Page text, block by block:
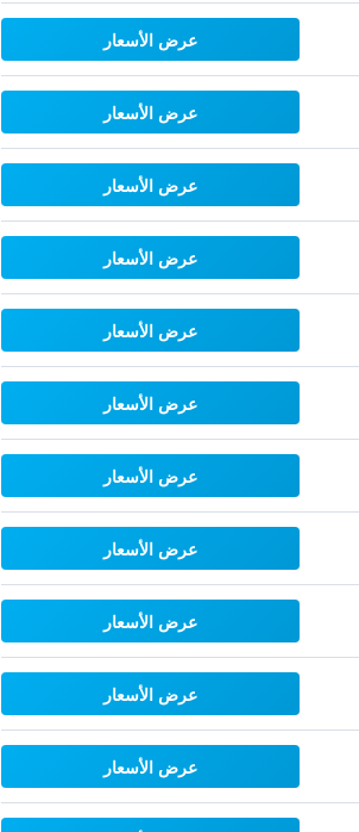
عرض الأسعار
عرض الأسعار
عرض الأسعار
عرض الأسعار
عرض الأسعار
عرض الأسعار
عرض الأسعار
عرض الأسعار
عرض الأسعار
عرض الأسعار
عرض الأسعار